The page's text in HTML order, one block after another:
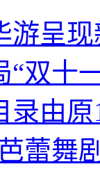
游呈
“双十
录由原
蕾舞